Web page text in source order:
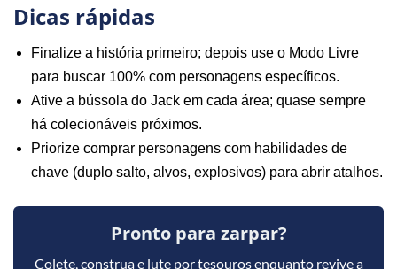
Dicas rápidas
Finalize a história primeiro; depois use o Modo Livre
para buscar 100% com personagens específicos.
Ative a bússola do Jack em cada área; quase sempre
há colecionáveis próximos.
Priorize comprar personagens com habilidades de
chave (duplo salto, alvos, explosivos) para abrir atalhos.
Pronto para zarpar?
Colete, construa e lute por tesouros enquanto revive a